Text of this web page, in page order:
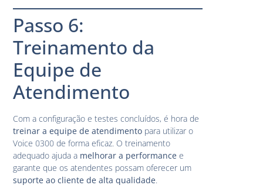
Passo 6:
Treinamento da
Equipe de
Atendimento
Com a configuração e testes concluídos, é hora de
treinar a equipe de atendimento para utilizar o
Voice 0300 de forma eficaz. O treinamento
adequado ajuda a melhorar a performance e
garante que os atendentes possam oferecer um
suporte ao cliente de alta qualidade.